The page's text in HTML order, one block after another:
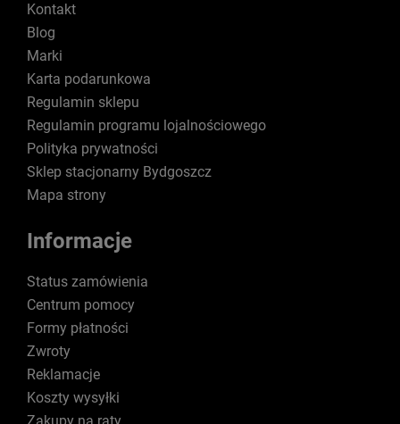
Kontakt
Blog
Marki
Karta podarunkowa
Regulamin sklepu
Regulamin programu lojalnościowego
Polityka prywatności
Sklep stacjonarny Bydgoszcz
Mapa strony
Informacje
Status zamówienia
Centrum pomocy
Formy płatności
Zwroty
Reklamacje
Koszty wysyłki